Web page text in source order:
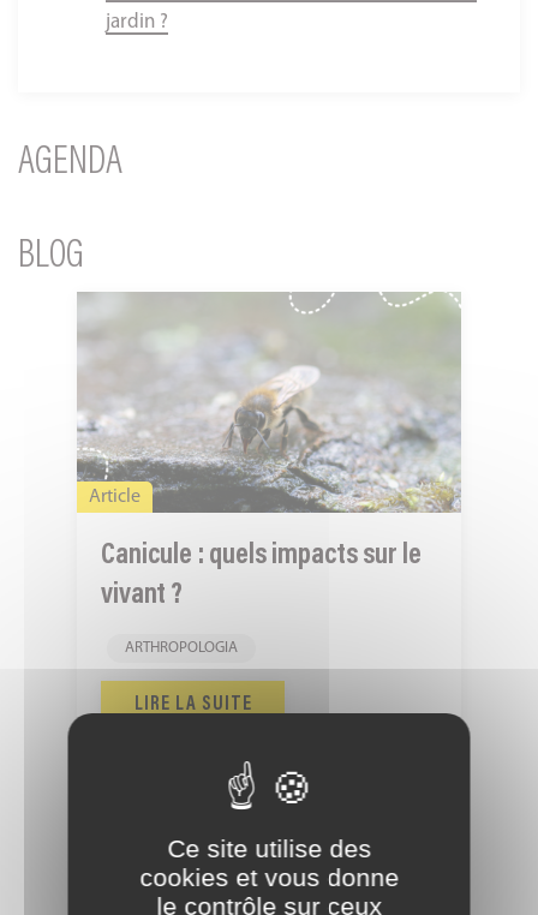
jardin ?
AGENDA
BLOG
Article
Canicule : quels impacts sur le
vivant ?
ARTHROPOLOGIA
LIRE LA SUITE
impacts
sur
le
vivant
Ce site utilise des
cookies et vous donne
le contrôle sur ceux